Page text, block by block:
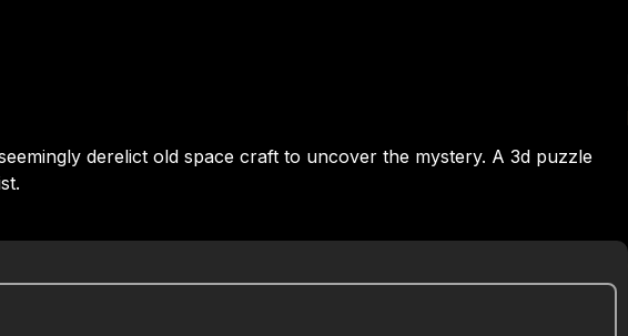
derelict old space craft to uncover the mystery. A 3d puzzle